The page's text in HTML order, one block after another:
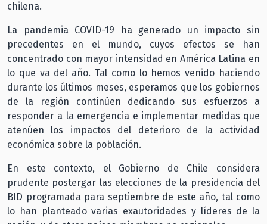
chilena.
La pandemia COVID-19 ha generado un impacto sin
precedentes en el mundo, cuyos efectos se han
concentrado con mayor intensidad en América Latina en
lo que va del año. Tal como lo hemos venido haciendo
durante los últimos meses, esperamos que los gobiernos
de la región continúen dedicando sus esfuerzos a
responder a la emergencia e implementar medidas que
atenúen los impactos del deterioro de la actividad
económica sobre la población.
En este contexto, el Gobierno de Chile considera
prudente postergar las elecciones de la presidencia del
BID programada para septiembre de este año, tal como
lo han planteado varias exautoridades y líderes de la